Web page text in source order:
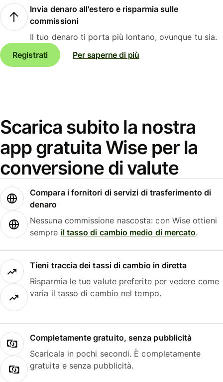
Invia denaro all'estero e risparmia sulle
commissioni
Il tuo denaro ti porta più lontano, ovunque tu sia.
Registrati
Per saperne di più
Scarica subito la nostra
app gratuita Wise per la
conversione di valute
Compara i fornitori di servizi di trasferimento di
denaro
Nessuna commissione nascosta: con Wise ottieni
sempre il tasso di cambio medio di mercato.
Tieni traccia dei tassi di cambio in diretta
Risparmia le tue valute preferite per vedere come
varia il tasso di cambio nel tempo.
Completamente gratuito, senza pubblicità
Scaricala in pochi secondi. È completamente
gratuita e senza pubblicità.